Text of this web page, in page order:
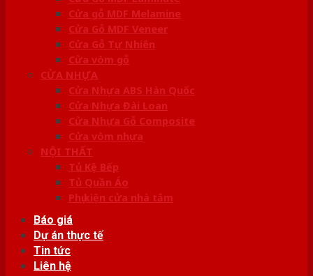
Cửa gỗ MDF Melamine
Cửa Gỗ MDF Veneer
Cửa Gỗ Tự Nhiên
Cửa vòm gỗ
CỬA NHỰA
Cửa Nhựa ABS Hàn Quốc
Cửa Nhựa Đài Loan
Cửa Nhựa Gỗ Composite
Cửa vòm nhựa
NỘI THẤT
Tủ Kệ Bếp
Tủ Quần Áo
Phụ kiện cửa nhà tắm
Báo giá
Dự án thực tế
Tin tức
Liên hệ